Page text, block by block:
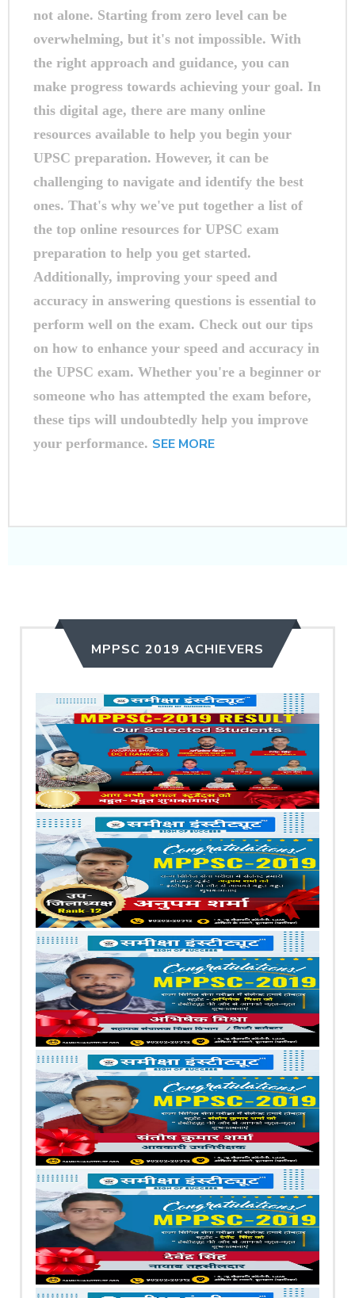
not alone. Starting from zero level can be
overwhelming, but it's not impossible. With
the right approach and guidance, you can
make progress towards achieving your goal. In
this digital age, there are many online
resources available to help you begin your
UPSC preparation. However, it can be
challenging to navigate and identify the best
ones. That's why we've put together a list of
the top online resources for UPSC exam
preparation to help you get started.
Additionally, improving your speed and
accuracy in answering questions is essential to
perform well on the exam. Check out our tips
on how to enhance your speed and accuracy in
the UPSC exam. Whether you're a beginner or
someone who has attempted the exam before,
these tips will undoubtedly help you improve
your performance. SEE MORE
MPPSC 2019 ACHIEVERS